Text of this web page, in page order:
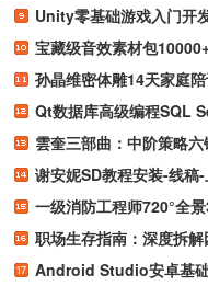
Unity零基础游戏入门开
宝藏级音效素材包
孙晶维密体雕14天家庭
Qt数据库高级编程SQL
雲奎三部曲：中阶策略
谢安妮SD教程安装-线稿
一级消防工程师720°全
职场生存指南：深度拆
Android Studio安卓基